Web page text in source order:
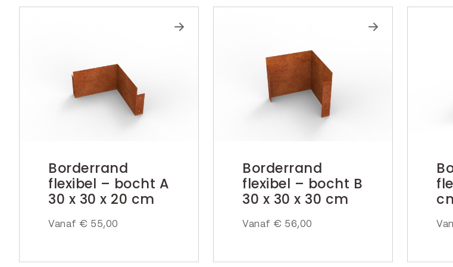
Borderrand
flexibel – bocht A
30 x 30 x 20 cm
Vanaf € 55,00
Borderrand
flexibel – bocht B
30 x 30 x 30 cm
Vanaf € 56,00